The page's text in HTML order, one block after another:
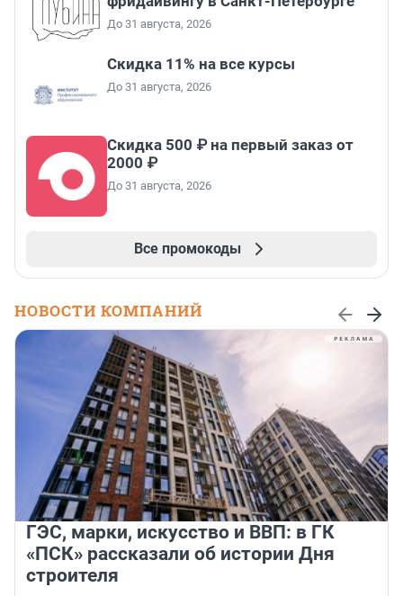
До 31 августа, 2026
Скидка 11% на все курсы
До 31 августа, 2026
Скидка 500 ₽ на первый заказ от
2000 ₽
До 31 августа, 2026
Все промокоды
НОВОСТИ КОМПАНИЙ
ГЭС, марки, искусство и ВВП: в ГК
«ПСК» рассказали об истории Дня
строителя